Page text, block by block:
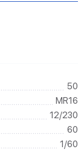
50
MR16
12/230
60
1/60